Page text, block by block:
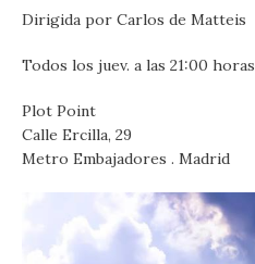
Dirigida por Carlos de Matteis
Todos los juev. a las 21:00 horas
Plot Point
Calle Ercilla, 29
Metro Embajadores . Madrid